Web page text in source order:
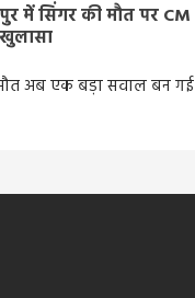
में सिंगर की मौत पर CM
अब एक बड़ा सवाल बन गई